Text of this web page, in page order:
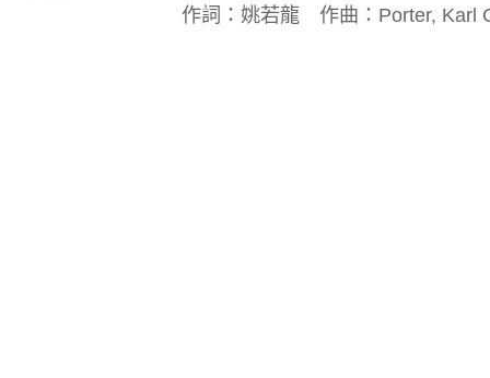
作詞：姚若龍 作曲：Porter, Karl